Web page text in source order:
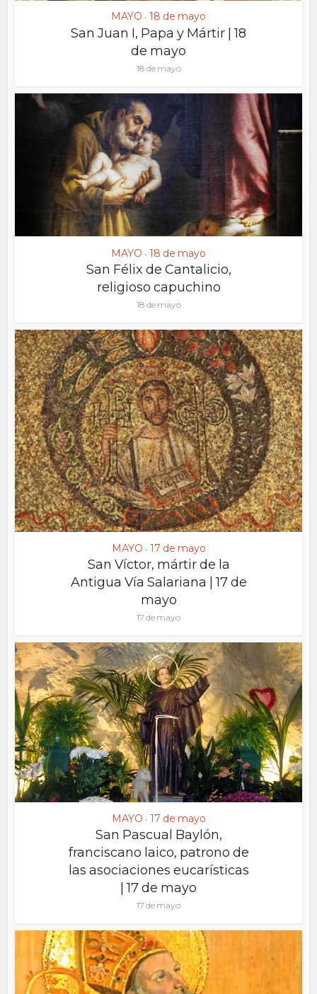
MAYO • 18 de mayo
San Juan I, Papa y Mártir | 18
de mayo
18 de mayo
MAYO • 18 de mayo
San Félix de Cantalicio,
religioso capuchino
18 de mayo
MAYO • 17 de mayo
San Víctor, mártir de la
Antigua Vía Salariana | 17 de
mayo
17 de mayo
MAYO • 17 de mayo
San Pascual Baylón,
franciscano laico, patrono de
las asociaciones eucarísticas
| 17 de mayo
17 de mayo